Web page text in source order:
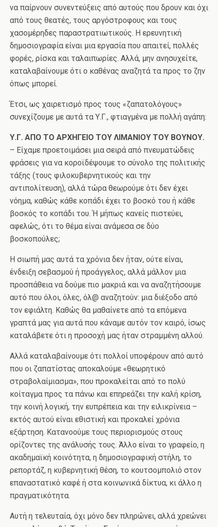
να παίρνουν συνεντεύξεις από αυτούς που δρουν και όχι
από τους θεατές, τους αργόστροφους και τους
χασομέρηδες παραστρατιωτικούς. Η ερευνητική
δημοσιογραφία είναι μια εργασία που απαιτεί, πολλές
φορές, ρίσκα και ταλαιπωρίες. Αλλά, μην ανησυχείτε,
καταλαβαίνουμε ότι ο καθένας αναζητά τα προς το ζην
όπως μπορεί.
Έτσι, ως χαιρετισμό προς τους «ζαπατολόγους»
συνεχίζουμε με αυτά τα Υ.Γ., φτιαγμένα με πολλή αγάπη:
Υ.Γ. ΑΠΟ ΤΟ ΑΡΧΗΓΕΙΟ ΤΟΥ ΛΙΜΑΝΙΟΥ ΤΟΥ ΒΟΥΝΟΥ.
– Είχαμε προετοιμάσει μια σειρά από πνευματώδεις
φράσεις για να κοροϊδέψουμε το σύνολο της πολιτικής
τάξης (τους φιλοκυβερνητικούς και την
αντιπολίτευση), αλλά τώρα θεωρούμε ότι δεν έχει
νόημα, καθώς κάθε κοπάδι έχει το βοσκό του ή κάθε
βοσκός το κοπάδι του. Ή μήπως κανείς πιστεύει,
αφελώς, ότι το θέμα είναι ανάμεσα σε δύο
βοσκοπούλες;
Η σιωπή μας αυτά τα χρόνια δεν ήταν, ούτε είναι,
ένδειξη σεβασμού ή προάγγελος, αλλά μάλλον μια
προσπάθεια να δούμε πιο μακριά και να αναζητήσουμε
αυτό που όλοι, όλες, όλ@ αναζητούν: μια διέξοδο από
τον εφιάλτη. Καθώς θα μαθαίνετε από τα επόμενα
γραπτά μας για αυτά που κάναμε αυτόν τον καιρό, ίσως
καταλάβετε ότι η προσοχή μας ήταν στραμμένη αλλού.
Αλλά καταλαβαίνουμε ότι πολλοί υποφέρουν από αυτό
που οι ζαπατίστας αποκαλούμε «θεωρητικό
στραβολαίμιασμα», που προκαλείται από το πολύ
κοίταγμα προς τα πάνω και επηρεάζει την καλή κρίση,
την κοινή λογική, την ευπρέπεια και την ειλικρίνεια –
εκτός αυτού είναι εθιστική και προκαλεί χρόνια
εξάρτηση. Κατανοούμε τους περιορισμούς στους
ορίζοντες της ανάλυσής τους. Άλλο είναι το γραφείο, η
ακαδημαϊκή κοινότητα, η δημοσιογραφική στήλη, το
ρεπορτάζ, η κυβερνητική θέση, το κουτσομπολιό στον
επαναστατικό καφέ ή στα κοινωνικά δίκτυα, κι άλλο η
πραγματικότητα.
Αυτή η τελευταία, όχι μόνο δεν πληρώνει, αλλά χρεώνει